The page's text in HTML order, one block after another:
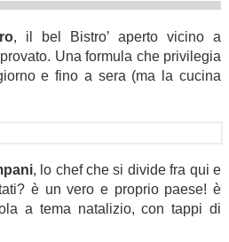
, il bel Bistro’ aperto vicino a
Una formula che privilegia
e fino a sera (ma la cucina
, lo chef che si divide fra qui e
è un vero e proprio paese! è
a tema natalizio, con tappi di